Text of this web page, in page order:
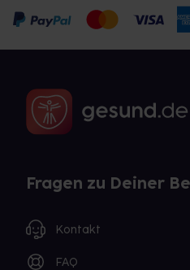
Fragen zu Deiner
Kontakt
FAQ